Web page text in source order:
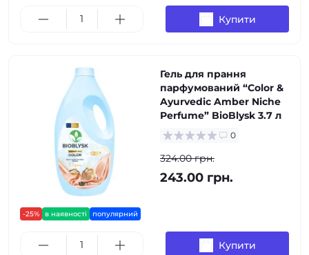
Купити
-25% в наявності популярний
Гель для прання
парфумований “Color &
Ayurvedic Amber Niche
Perfume” BioBlysk 3.7 л
0
324.00 грн.
243.00 грн.
Купити